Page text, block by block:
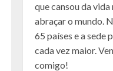
que cansou da
abraçar o mundo.
65 países e a sede
cada vez maior.
comigo!